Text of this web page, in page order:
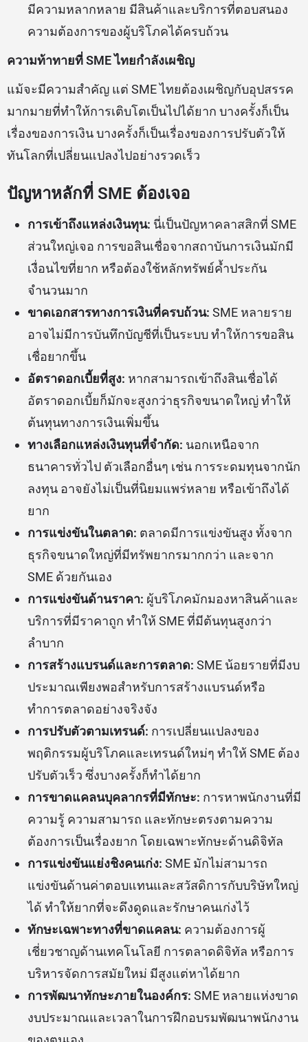
มีความหลากหลาย มีสินค้าและบริการที่ตอบสนอง
ความต้องการของผู้บริโภคได้ครบถ้วน
ความท้าทายที่ SME ไทยกำลังเผชิญ
แม้จะมีความสำคัญ แต่ SME ไทยต้องเผชิญกับอุปสรรค
มากมายที่ทำให้การเติบโตเป็นไปได้ยาก บางครั้งก็เป็น
เรื่องของการเงิน บางครั้งก็เป็นเรื่องของการปรับตัวให้
ทันโลกที่เปลี่ยนแปลงไปอย่างรวดเร็ว
ปัญหาหลักที่ SME ต้องเจอ
การเข้าถึงแหล่งเงินทุน: นี่เป็นปัญหาคลาสสิกที่ SME
ส่วนใหญ่เจอ การขอสินเชื่อจากสถาบันการเงินมักมี
เงื่อนไขที่ยาก หรือต้องใช้หลักทรัพย์ค้ำประกัน
จำนวนมาก
ขาดเอกสารทางการเงินที่ครบถ้วน: SME หลายราย
อาจไม่มีการบันทึกบัญชีที่เป็นระบบ ทำให้การขอสิน
เชื่อยากขึ้น
อัตราดอกเบี้ยที่สูง: หากสามารถเข้าถึงสินเชื่อได้
อัตราดอกเบี้ยก็มักจะสูงกว่าธุรกิจขนาดใหญ่ ทำให้
ต้นทุนทางการเงินเพิ่มขึ้น
ทางเลือกแหล่งเงินทุนที่จำกัด: นอกเหนือจาก
ธนาคารทั่วไป ตัวเลือกอื่นๆ เช่น การระดมทุนจากนัก
ลงทุน อาจยังไม่เป็นที่นิยมแพร่หลาย หรือเข้าถึงได้
ยาก
การแข่งขันในตลาด: ตลาดมีการแข่งขันสูง ทั้งจาก
ธุรกิจขนาดใหญ่ที่มีทรัพยากรมากกว่า และจาก
SME ด้วยกันเอง
การแข่งขันด้านราคา: ผู้บริโภคมักมองหาสินค้าและ
บริการที่มีราคาถูก ทำให้ SME ที่มีต้นทุนสูงกว่า
ลำบาก
การสร้างแบรนด์และการตลาด: SME น้อยรายที่มีงบ
ประมาณเพียงพอสำหรับการสร้างแบรนด์หรือ
ทำการตลาดอย่างจริงจัง
การปรับตัวตามเทรนด์: การเปลี่ยนแปลงของ
พฤติกรรมผู้บริโภคและเทรนด์ใหม่ๆ ทำให้ SME ต้อง
ปรับตัวเร็ว ซึ่งบางครั้งก็ทำได้ยาก
การขาดแคลนบุคลากรที่มีทักษะ: การหาพนักงานที่มี
ความรู้ ความสามารถ และทักษะตรงตามความ
ต้องการเป็นเรื่องยาก โดยเฉพาะทักษะด้านดิจิทัล
การแข่งขันแย่งชิงคนเก่ง: SME มักไม่สามารถ
แข่งขันด้านค่าตอบแทนและสวัสดิการกับบริษัทใหญ่
ได้ ทำให้ยากที่จะดึงดูดและรักษาคนเก่งไว้
ทักษะเฉพาะทางที่ขาดแคลน: ความต้องการผู้
เชี่ยวชาญด้านเทคโนโลยี การตลาดดิจิทัล หรือการ
บริหารจัดการสมัยใหม่ มีสูงแต่หาได้ยาก
การพัฒนาทักษะภายในองค์กร: SME หลายแห่งขาด
งบประมาณและเวลาในการฝึกอบรมพัฒนาพนักงาน